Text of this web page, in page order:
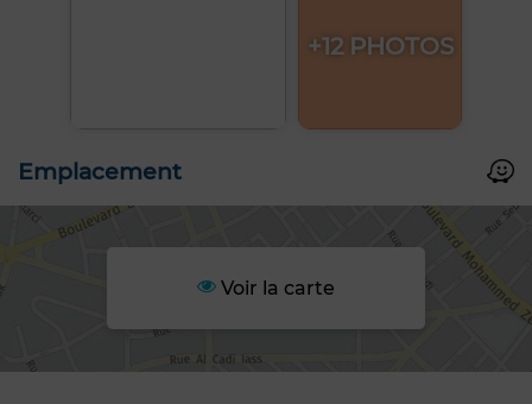
+12 PHOTOS
Emplacement
Voir la carte